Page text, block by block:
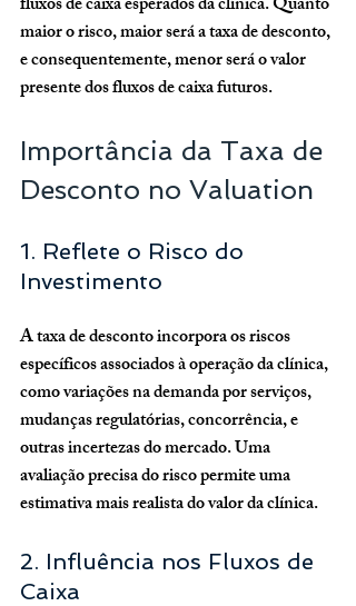
maior o risco, maior será a taxa de desconto,
e consequentemente, menor será o valor
presente dos fluxos de caixa futuros.
Importância da Taxa de
Desconto no Valuation
1. Reflete o Risco do
Investimento
A taxa de desconto incorpora os riscos
específicos associados à operação da clínica,
como variações na demanda por serviços,
mudanças regulatórias, concorrência, e
outras incertezas do mercado. Uma
avaliação precisa do risco permite uma
estimativa mais realista do valor da clínica.
2. Influência nos Fluxos de
Caixa